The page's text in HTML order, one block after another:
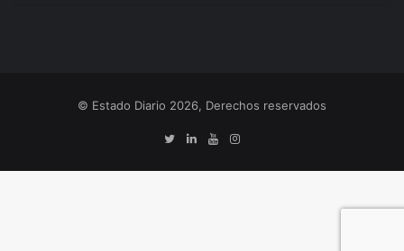
© Estado Diario 2026, Derechos reservados